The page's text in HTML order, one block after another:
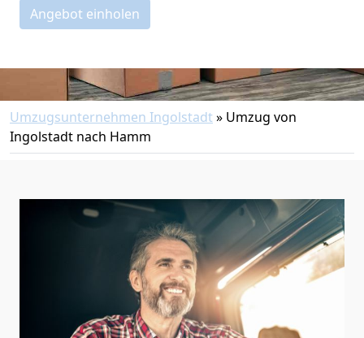
Angebot einholen
Umzugsunternehmen Ingolstadt» Umzug von
Ingolstadt nach Hamm